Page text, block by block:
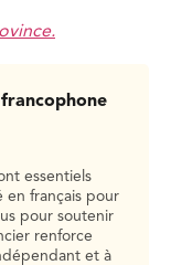
essentiels
en français pour
pour soutenir
renforce
et à